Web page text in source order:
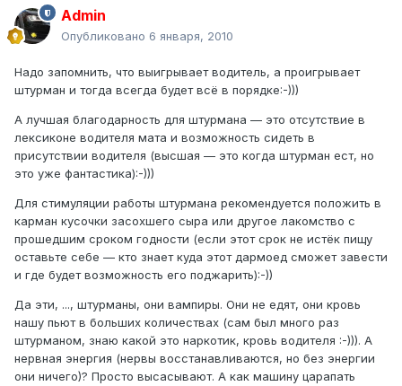
Admin
Опубликовано 6 января, 2010
Надо запомнить, что выигрывает водитель, а проигрывает
штурман и тогда всегда будет всё в порядке:-)))
А лучшая благодарность для штурмана — это отсутствие в
лексиконе водителя мата и возможность сидеть в
присутствии водителя (высшая — это когда штурман ест, но
это уже фантастика):-)))
Для стимуляции работы штурмана рекомендуется положить в
карман кусочки засохшего сыра или другое лакомство с
прошедшим сроком годности (если этот срок не истёк пищу
оставьте себе — кто знает куда этот дармоед сможет завести
и где будет возможность его поджарить):-))
Да эти, ..., штурманы, они вампиры. Они не едят, они кровь
нашу пьют в больших количествах (сам был много раз
штурманом, знаю какой это наркотик, кровь водителя :-))). А
нервная энергия (нервы восстанавливаются, но без энергии
они ничего)? Просто высасывают. А как машину царапать